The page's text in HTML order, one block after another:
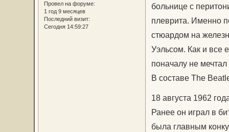
Провел на форуме:
1 год 9 месяцев
Последний визит:
Сегодня 14:59:27
больнице с
плеврита. Именно
стюардом на
Уэльсом. Как и все
поначалу не
В составе The
18 августа 1962
Ранее он играл в
была главным